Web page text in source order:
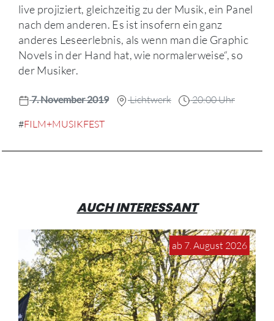
live projiziert, gleichzeitig zu der Musik, ein Panel
nach dem anderen. Es ist insofern ein ganz
anderes Leseerlebnis, als wenn man die Graphic
Novels in der Hand hat, wie normalerweise“, so
der Musiker.
7. November 2019 Lichtwerk 20:00 Uhr
#FILM+MUSIKFEST
AUCH INTERESSANT
ab 7. August 2026